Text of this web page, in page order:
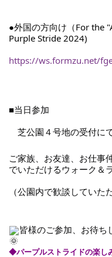
●外国の方向け（For
Purple Stride 2024)
https://ws.formzu.net/
■当日参加
芝公園４号地の受付に
ご家族、お友達、お仕事
でいただけるウォーク＆
（公園内で歓談していた
皆様のご参加、お待ち
◆パープルストライドの楽し